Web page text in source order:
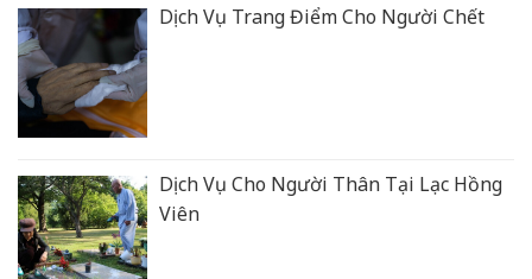
Dịch Vụ Trang Điểm Cho Người Chết
Dịch Vụ Cho Người Thân Tại Lạc Hồng
Viên